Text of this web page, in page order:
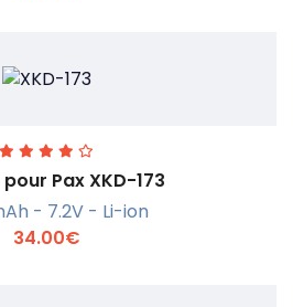
En savoir +
Pax XKD-173
- 7.2V - Li-ion
34.00€